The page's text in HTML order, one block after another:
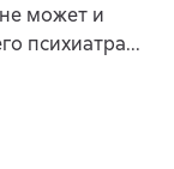
может и
психиатра...